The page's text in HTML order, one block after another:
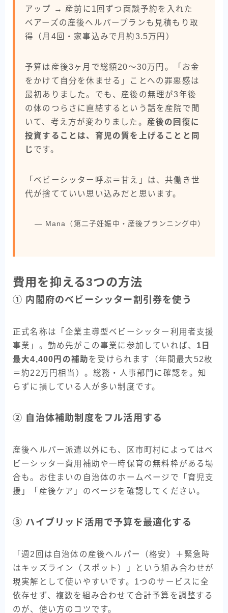
アップ → 産前に1回ずつ面談予約を入れた
ベアーズの産後ヘルパープランも見積もり取
得（月4回・家事込みで月約3.5万円）
予算は産後3ヶ月で総額20〜30万円。「お金
をかけて自分を休ませる」ことへの罪悪感は
最初ありました。でも、産後の無理が3年後
の体のつらさに直結するという話を産院で聞
いて、考え方が変わりました。 産後の回復に
投資することは、育児の質を上げることと同
じ です。
「ベビーシッター呼ぶ＝甘え」は、共働き世
代が捨てていい思い込みだと思います。
— Mana（第二子妊娠中・産後プランニング中）
費用を抑える3つの方法
① 内閣府のベビーシッター割引券を使う
正式名称は「企業主導型ベビーシッター利用者支援
事業」。勤め先がこの事業に参加していれば、 1日
最大4,400円の補助を受けられます（年間最大52枚
＝約22万円相当）。総務・人事部門に確認を。知
らずに損している人が多い制度です。
② 自治体補助制度をフル活用する
産後ヘルパー派遣以外にも、区市町村によってはベ
ビーシッター費用補助や一時保育の無料枠がある場
合も。お住まいの自治体のホームページで「育児支
援」「産後ケア」のページを確認してください。
③ ハイブリッド活用で予算を最適化する
「週2回は自治体の産後ヘルパー（格安）＋緊急時
はキッズライン（スポット）」という組み合わせが
現実解として使いやすいです。1つのサービスに全
依存せず、複数を組み合わせて合計予算を調整する
のが、使い方のコツです。